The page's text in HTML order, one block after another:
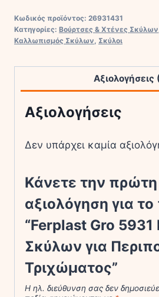
Βούρτσα
M
Περιποίηση
Τριχώματος
ποσότητα
Κωδικός προϊόντος: 26931431
Κατηγορίες: Βούρτσες & Χτένες Σκύλων
Καλλωπισμός Σκύλων, Σκύλοι
Αξιολογήσεις
Αξιολογήσεις
Δεν υπάρχει καμία
Κάνετε την πρώτη
αξιολόγηση για το
“Ferplast Gro
Σκύλων για
Τριχώματος”
Η ηλ. διεύθυνση σας δεν